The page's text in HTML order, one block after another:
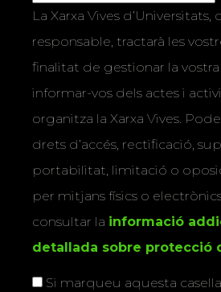
La Xarxa Vives d’Universitats,
responsable, tractarà les
finalitat de gestionar la
informar-vos dels actes i
organitza la Xarxa Vives.
drets d’accés, rectificació,
portabilitat, limitació o
per mitjans físics o
consultar la informació
detallada sobre protecció
Si marqueu aquesta